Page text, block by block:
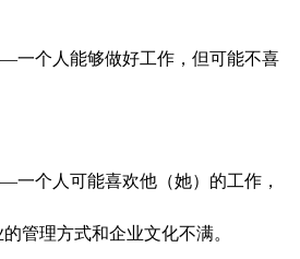
个人能够做好工作，但可能不喜
个人可能喜欢他（她）的工作，
管理方式和企业文化不满。